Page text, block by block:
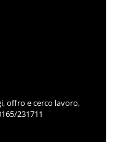
offro e cerco lavoro,
231711